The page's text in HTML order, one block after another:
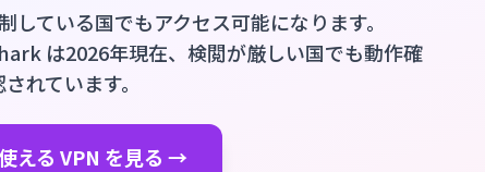
ている国でもアクセス可能になります。
は2026年現在、検閲が厳しい国でも動作確
れています。
える VPN を見る →